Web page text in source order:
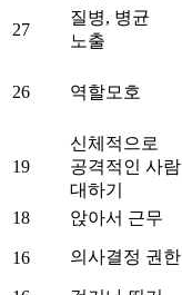
27
질병, 병균
노출
26 역할모호
19
신체적으로
공격적인 사람
대하기
18 앉아서 근무
16 의사결정 권한